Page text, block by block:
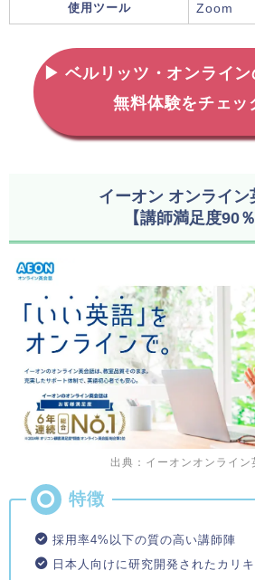
使用ツール Zoom
▶ ベルリッツ・オンライン
無料体験をチェッ
イーオン オンライン
【講師満足度90％
出典：イーオンオンライン
採用率4%以下の質の高い講師陣
日本人向けに研究開発されたカリ